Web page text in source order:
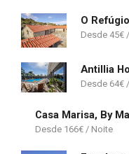
O
45€
Antillia
64€
Casa Marisa, By
166€